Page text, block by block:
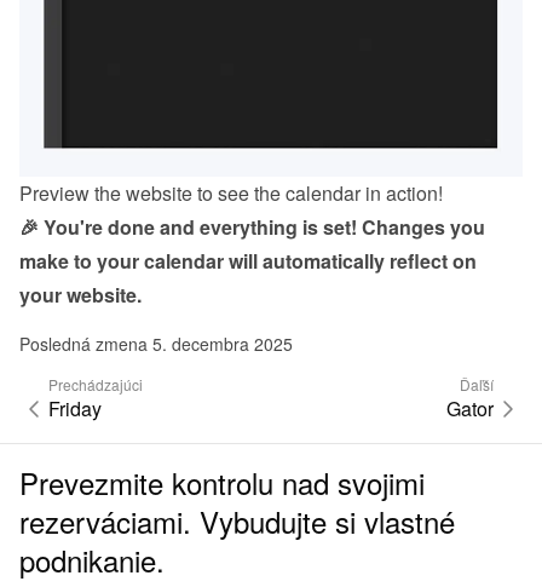
Preview the website to see the calendar in action!
🎉 You're done and everything is set! Changes you
make to your calendar will automatically reflect on
your website.
Posledná zmena 5. decembra 2025
Prechádzajúci
Friday
Ďaľší
Gator
Prevezmite kontrolu nad svojimi
rezerváciami. Vybudujte si vlastné
podnikanie.